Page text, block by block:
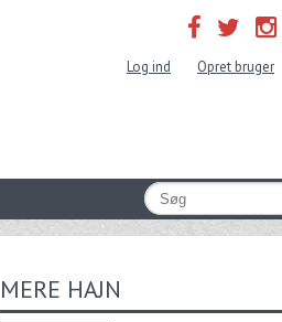
Log ind Opret bruger
MERE HAJN